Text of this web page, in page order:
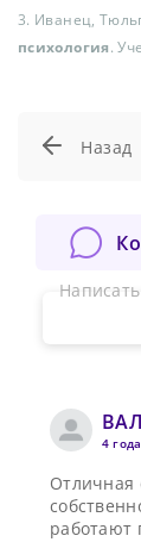
3. Иванец,
психология.
Назад
4
Отличная
работают